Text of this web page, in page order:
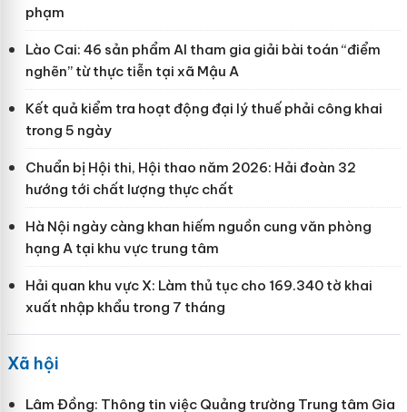
phạm
Lào Cai: 46 sản phẩm AI tham gia giải bài toán “điểm
nghẽn” từ thực tiễn tại xã Mậu A
Kết quả kiểm tra hoạt động đại lý thuế phải công khai
trong 5 ngày
Chuẩn bị Hội thi, Hội thao năm 2026: Hải đoàn 32
hướng tới chất lượng thực chất
Hà Nội ngày càng khan hiếm nguồn cung văn phòng
hạng A tại khu vực trung tâm
Hải quan khu vực X: Làm thủ tục cho 169.340 tờ khai
xuất nhập khẩu trong 7 tháng
Xã hội
Lâm Đồng: Thông tin việc Quảng trường Trung tâm Gia